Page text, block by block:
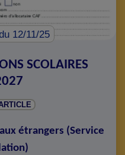
12/11/25
SCOLAIRES
étrangers (Service
)